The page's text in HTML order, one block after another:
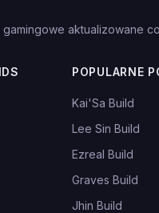
aktualizowane
POPULARNE
Kai'Sa Build
Lee Sin Build
Ezreal Build
Graves Build
Jhin Build